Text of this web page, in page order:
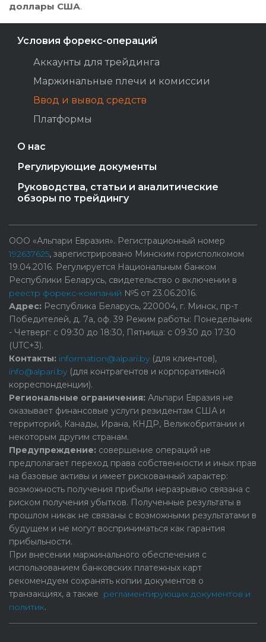
доллары США.
Условия форекс-операций
Аккаунты для трейдинга
Маржинальные плечи и комиссии
Ввод и вывод средств
Платформы
О нас
Регулирующие документы
Руководства, статьи и аналитические
обзоры по трейдингу
ООО «Альпари Евразия». Регистрационный номер
192637625, зарегистрировано Минским горисполкомом
19.04.2016. Регулируется Национальным банком
Республики Беларусь, свидетельство о включении в
реестр форекс-компаний №5 от 23.06.2016.
Адрес: Республика Беларусь, 220004, г. Минск, пр-т
Победителей, д. 7а, оф. 39 Режим работы: Понедельник
- Четверг: с 09:30 до 18:30, Пятница: с 09:30 до 17:30
(UTC+3).
Контакты: information@alpari.by (для клиентов),
info@alpari.by (для контрагентов и корпоративной
корреспонденции).
Региональные ограничения: Альпари Евразия не
оказывает финансовые услуги резидентам США и
территорий, Канады, Ирана, КНДР, Великобритании и
некоторым другим странам.
Предупреждение: cовершение операций не
предполагает переход права собственности и иных прав
на базовые активы и имеет рискованный характер:
возможность получения прибыли неразрывно связана с
риском получения убытков. Полученные результаты в
прошлом никак не связаны с возможными результатами в
будущем и не могут восприниматься как гарантия
прибыльности.
При внесении маржинального обеспечения с
использованием банковских платежных карт
рекомендуем сохранять копии документов о
транзакциях, а также регламентирующих документов и
политик.